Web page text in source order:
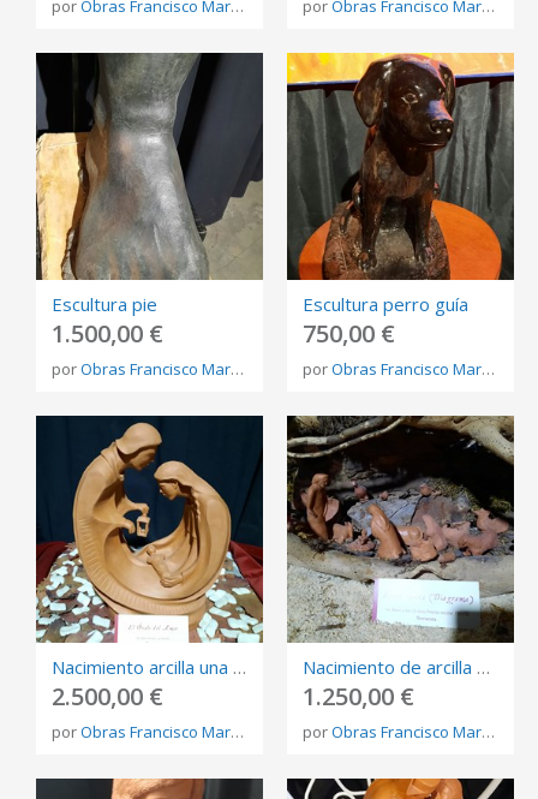
porObras Francisco Martínez Rojo porObras Francisco Martínez Rojo
Escultura pie
1.500,00 €
porObras Francisco Martínez Rojo
Escultura perro guía
750,00 €
porObras Francisco Martínez Rojo
Nacimiento arcilla una pieza
2.500,00 €
porObras Francisco Martínez Rojo
Nacimiento de arcilla entre ramas
1.250,00 €
porObras Francisco Martínez Rojo